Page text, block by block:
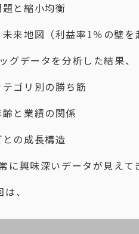
と縮小均衡
来地図（利益率1％の壁を
グデータを分析した結果、
ゴリ別の勝ち筋
と業績の関係
の成長構造
に興味深いデータが見えて
、